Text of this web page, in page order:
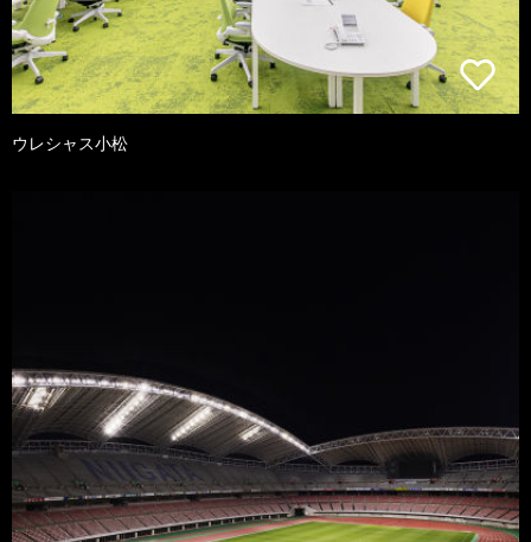
ウレシャス小松